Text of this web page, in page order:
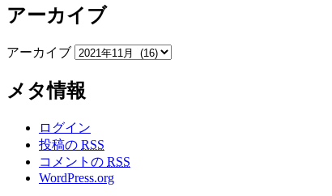
アーカイブ
アーカイブ
メタ情報
ログイン
投稿の RSS
コメントの RSS
WordPress.org